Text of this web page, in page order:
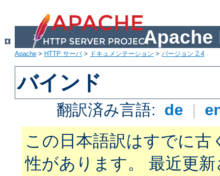
Apache
Apache > HTTP サーバ> ドキュメンテーション > バージョン 2.4
バインド
翻訳済み言語: de |
この日本語訳はすでに古
性があります。 最近更